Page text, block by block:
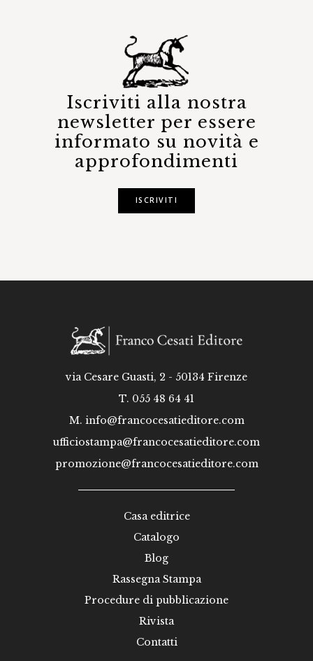
Iscriviti alla nostra
newsletter per essere
informato su novità e
approfondimenti
ISCRIVITI
via Cesare Guasti, 2 - 50134 Firenze
T. 055 48 64 41
M. info@francocesatieditore.com
ufficiostampa@francocesatieditore.com
promozione@francocesatieditore.com
Casa editrice
Catalogo
Blog
Rassegna Stampa
Procedure di pubblicazione
Rivista
Contatti